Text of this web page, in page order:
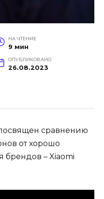
НА ЧТЕНИЕ
9 мин
ОПУБЛИКОВАНО
26.08.2023
сравнению
от хорошо
брендов – Xiaomi